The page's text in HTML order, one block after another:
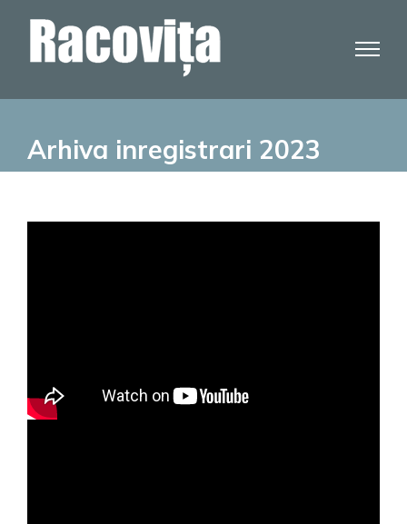
Arhiva inregistrari 2023